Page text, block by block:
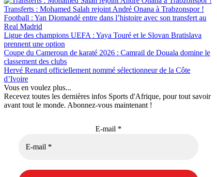
Transferts : Mohamed Salah rejoint André Onana à Trabzonspor !
Football : Yan Diomandé entre dans l’histoire avec son transfert au
Real Madrid
Ligue des champions UEFA : Yaya Touré et le Slovan Bratislava
prennent une option
Coupe du Cameroun de karaté 2026 : Camrail de Douala domine le
classement des clubs
Hervé Renard officiellement nommé sélectionneur de la Côte
d’Ivoire
Vous en voulez plus...
Recevez toutes les dernières infos Sports d'Afrique, pour tout savoir
avant tout le monde. Abonnez-vous maintenant !
E-mail *